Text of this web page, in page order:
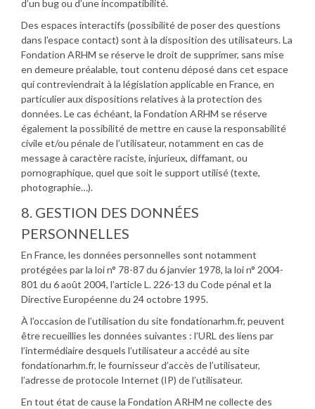
d’un bug ou d’une incompatibilité.
Des espaces interactifs (possibilité de poser des questions
dans l’espace contact) sont à la disposition des utilisateurs. La
Fondation ARHM se réserve le droit de supprimer, sans mise
en demeure préalable, tout contenu déposé dans cet espace
qui contreviendrait à la législation applicable en France, en
particulier aux dispositions relatives à la protection des
données. Le cas échéant, la Fondation ARHM se réserve
également la possibilité de mettre en cause la responsabilité
civile et/ou pénale de l’utilisateur, notamment en cas de
message à caractère raciste, injurieux, diffamant, ou
pornographique, quel que soit le support utilisé (texte,
photographie…).
8. GESTION DES DONNÉES
PERSONNELLES
En France, les données personnelles sont notamment
protégées par la loi n° 78-87 du 6 janvier 1978, la loi n° 2004-
801 du 6 août 2004, l’article L. 226-13 du Code pénal et la
Directive Européenne du 24 octobre 1995.
À l’occasion de l’utilisation du site fondationarhm.fr, peuvent
être recueillies les données suivantes : l’URL des liens par
l’intermédiaire desquels l’utilisateur a accédé au site
fondationarhm.fr, le fournisseur d’accès de l’utilisateur,
l’adresse de protocole Internet (IP) de l’utilisateur.
En tout état de cause la Fondation ARHM ne collecte des